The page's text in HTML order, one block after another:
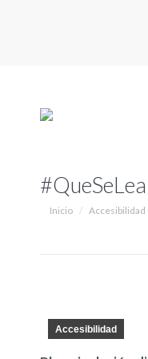
Estás aquí:
Inicio Accesibilidad
Accesibilidad